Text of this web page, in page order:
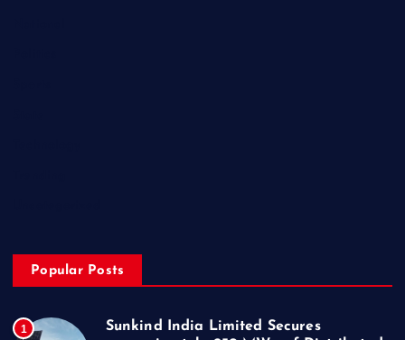
Popular Posts
1
Sunkind India Limited Secures